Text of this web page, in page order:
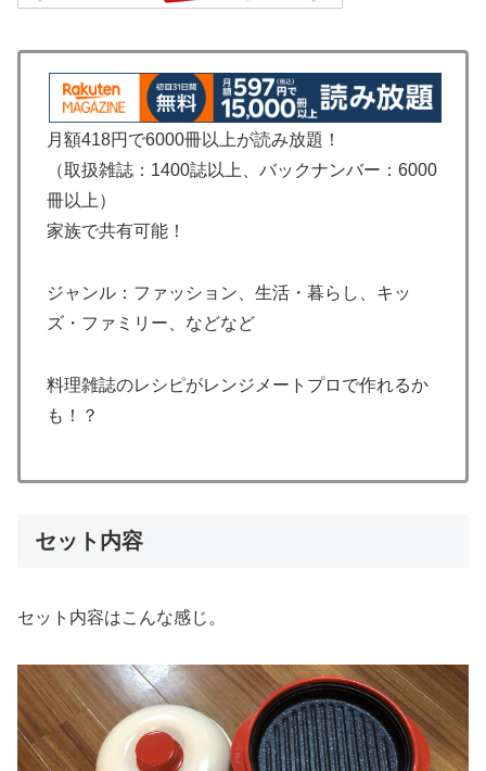
月額418円で6000冊以上が読み放題！
（取扱雑誌：1400誌以上、バックナンバー：6000
冊以上）
家族で共有可能！
ジャンル：ファッション、生活・暮らし、キッ
ズ・ファミリー、などなど
料理雑誌のレシピがレンジメートプロで作れるか
も！？
セット内容
セット内容はこんな感じ。